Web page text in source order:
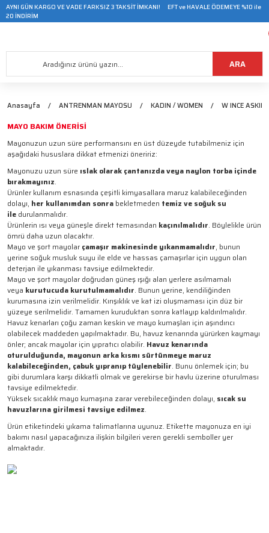
AYNI GÜN KARGO VE VADE FARKSIZ 3 TAKSİT İMKANI! EFT ve HAVALE ÖDEMEYE %10 ile
20 İNDİRİM
ARA
Anasayfa ANTRENMAN MAYOSU KADIN / WOMEN W INCE
MAYO BAKIM ÖNERİSİ
Mayonuzun uzun süre performansını en üst düzeyde tutabilmeniz için
aşağıdaki hususlara dikkat etmenizi öneririz:
Mayonuzu uzun süre ıslak olarak çantanızda veya naylon torba içinde
bırakmayınız.
Ürünler kullanım esnasında çeşitli kimyasallara maruz kalabileceğinden
dolayı, her kullanımdan sonra bekletmeden temiz ve soğuk su
ile durulanmalıdır.
Ürünlerin ısı veya güneşle direkt temasından kaçınılmalıdır. Böylelikle ürün
ömrü daha uzun olacaktır.
Mayo ve şort mayolar çamaşır makinesinde yıkanmamalıdır, bunun
yerine soğuk musluk suyu ile elde ve hassas çamaşırlar için uygun olan
deterjan ile yıkanması tavsiye edilmektedir.
Mayo ve şort mayolar doğrudan güneş ışığı alan yerlere asılmamalı
veya kurutucuda kurutulmamalıdır. Bunun yerine, kendiliğinden
kurumasına izin verilmelidir. Kırışıklık ve kat izi oluşmaması için düz bir
yüzeye serilmelidir. Tamamen kuruduktan sonra katlayıp kaldırılmalıdır.
Havuz kenarları çoğu zaman keskin ve mayo kumaşları için aşındırıcı
olabilecek maddeden yapılmaktadır. Bu, havuz kenarında yürürken kaymayı
önler; ancak mayolar için yıpratıcı olabilir. Havuz kenarında
oturulduğunda, mayonun arka kısmı sürtünmeye maruz
kalabileceğinden, çabuk yıpranıp tüylenebilir. Bunu önlemek için; bu
gibi durumlara karşı dikkatli olmak ve gerekirse bir havlu üzerine oturulması
tavsiye edilmektedir.
Yüksek sıcaklık mayo kumaşına zarar verebileceğinden dolayı, sıcak su
havuzlarına girilmesi tavsiye edilmez.
Ürün etiketindeki yıkama talimatlarına uyunuz. Etikette mayonuza en iyi
bakımı nasıl yapacağınıza ilişkin bilgileri veren gerekli semboller yer
almaktadır.